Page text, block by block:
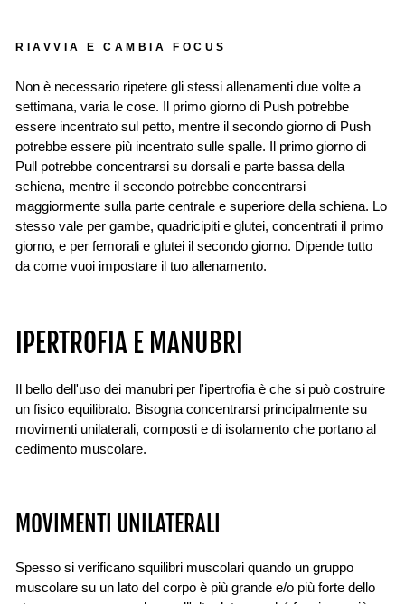
RIAVVIA E CAMBIA FOCUS
Non è necessario ripetere gli stessi allenamenti due volte a
settimana, varia le cose. Il primo giorno di Push potrebbe
essere incentrato sul petto, mentre il secondo giorno di Push
potrebbe essere più incentrato sulle spalle. Il primo giorno di
Pull potrebbe concentrarsi su dorsali e parte bassa della
schiena, mentre il secondo potrebbe concentrarsi
maggiormente sulla parte centrale e superiore della schiena. Lo
stesso vale per gambe, quadricipiti e glutei, concentrati il ​​primo
giorno, e per femorali e glutei il secondo giorno. Dipende tutto
da come vuoi impostare il tuo allenamento.
IPERTROFIA E MANUBRI
Il bello dell'uso dei manubri per l'ipertrofia è che si può costruire
un fisico equilibrato. Bisogna concentrarsi principalmente su
movimenti unilaterali, composti e di isolamento che portano al
cedimento muscolare.
MOVIMENTI UNILATERALI
Spesso si verificano squilibri muscolari quando un gruppo
muscolare su un lato del corpo è più grande e/o più forte dello